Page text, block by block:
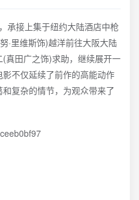
承接上集于纽约大陆酒店中枪
·里维斯饰)越洋前往大阪大陆
真田广之饰)求助，继续展开一
不仅延续了前作的高能动作
复杂的情节，为观众带来了